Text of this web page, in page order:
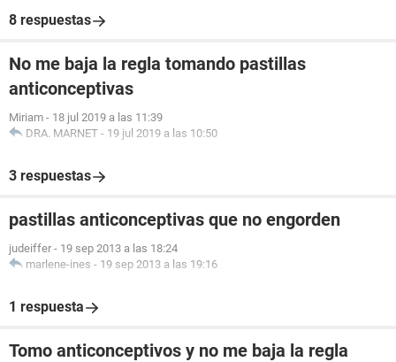
8 respuestas
No me baja la regla tomando pastillas
anticonceptivas
Miriam - 18 jul 2019 a las 11:39
DRA. MARNET - 19 jul 2019 a las 10:50
3 respuestas
pastillas anticonceptivas que no engorden
judeiffer - 19 sep 2013 a las 18:24
marlene-ines - 19 sep 2013 a las 19:16
1 respuesta
Tomo anticonceptivos y no me baja la regla